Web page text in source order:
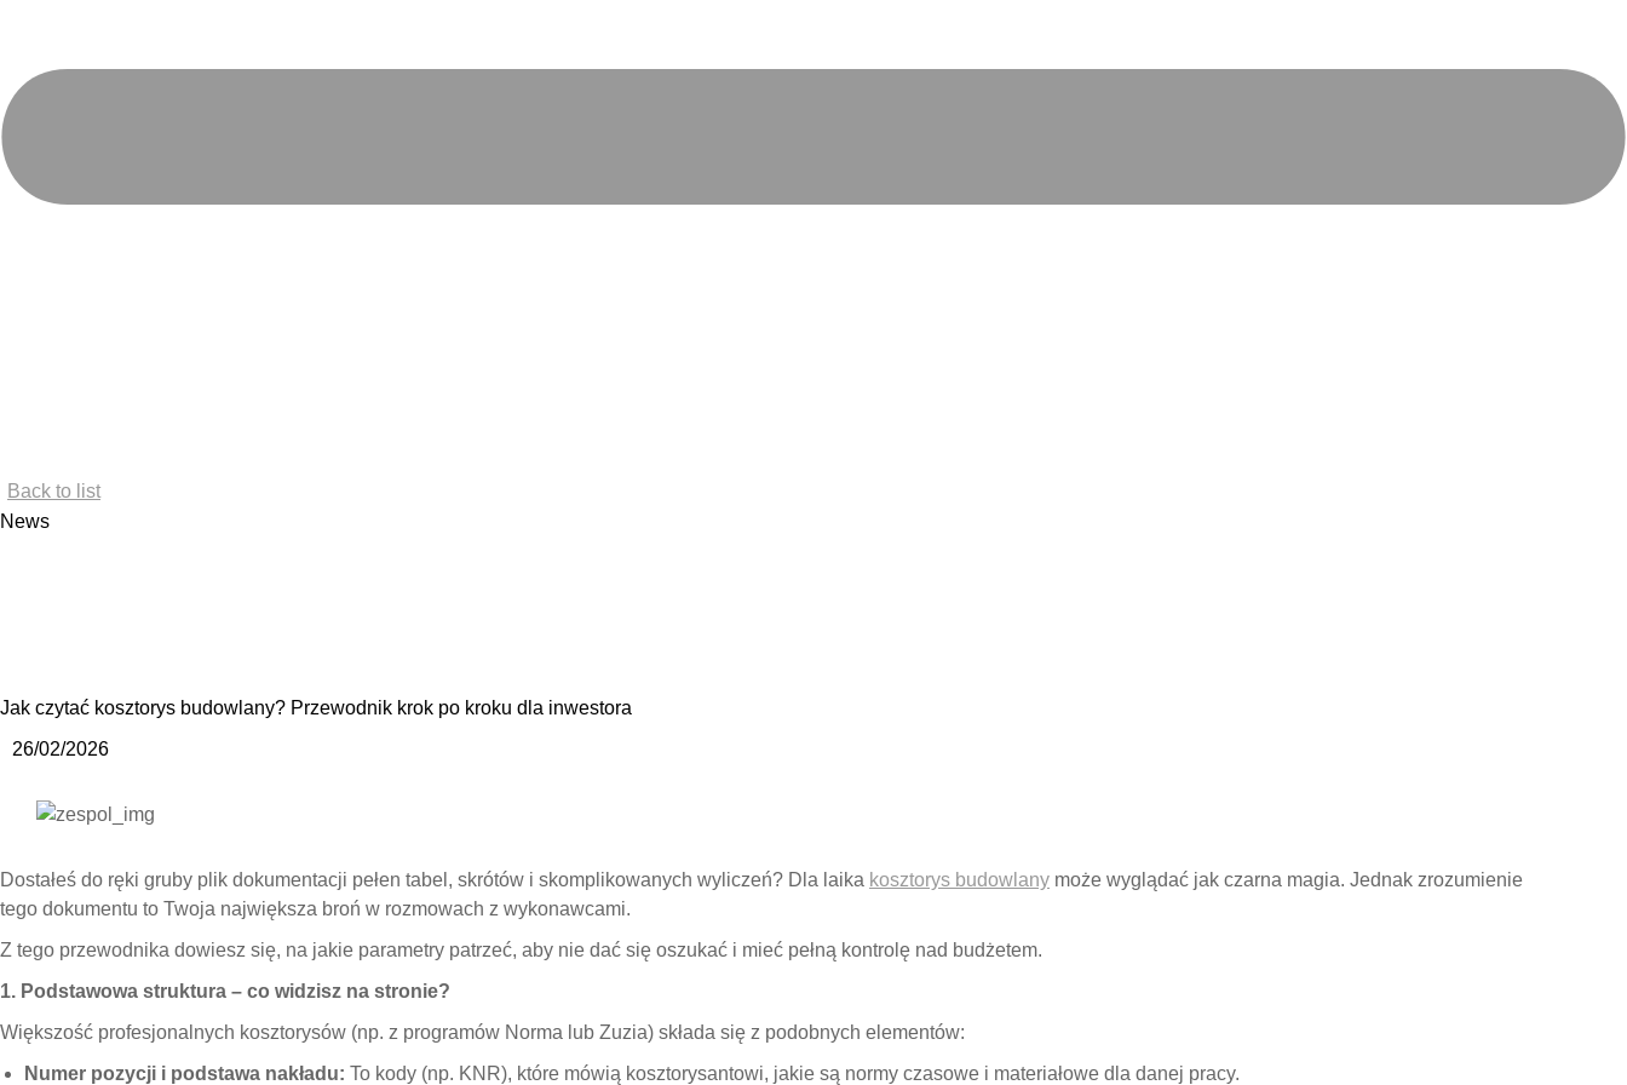
Back to list
News
Jak czytać kosztorys budowlany? Przewodnik krok po kroku dla inwestora
26/02/2026
Dostałeś do ręki gruby plik dokumentacji pełen tabel, skrótów i skomplikowanych wyliczeń? Dla laika kosztorys budowlany może wyglądać jak czarna magia. Jednak zrozumienie
tego dokumentu to Twoja największa broń w rozmowach z wykonawcami.
Z tego przewodnika dowiesz się, na jakie parametry patrzeć, aby nie dać się oszukać i mieć pełną kontrolę nad budżetem.
1. Podstawowa struktura – co widzisz na stronie?
Większość profesjonalnych kosztorysów (np. z programów Norma lub Zuzia) składa się z podobnych elementów:
Numer pozycji i podstawa nakładu: To kody (np. KNR), które mówią kosztorysantowi, jakie są normy czasowe i materiałowe dla danej pracy.